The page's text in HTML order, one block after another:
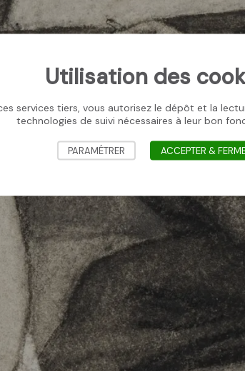
Utilisation des
services tiers, vous autorisez le dépôt et la
technologies de suivi nécessaires à leur bon
PARAMÉTRER ACCEPTER &